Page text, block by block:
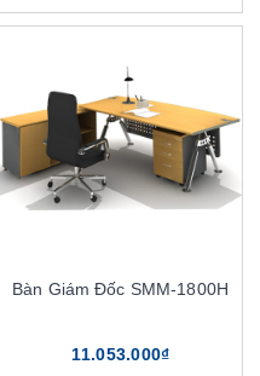
Bàn Giám Đốc SMM-1800H
11.053.000₫